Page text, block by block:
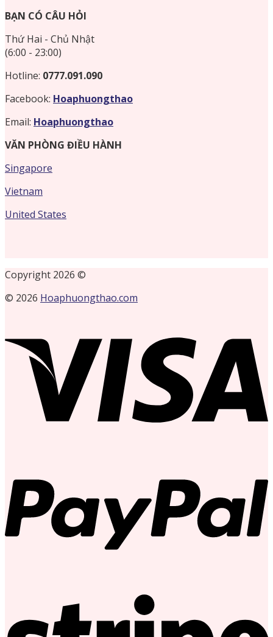
BẠN CÓ CÂU HỎI
Thứ Hai - Chủ Nhật
(6:00 - 23:00)
Hotline: 0777.091.090
Facebook: Hoaphuongthao
Email: Hoaphuongthao
VĂN PHÒNG ĐIỀU HÀNH
Singapore
Vietnam
United States
Copyright 2026 ©
© 2026 Hoaphuongthao.com